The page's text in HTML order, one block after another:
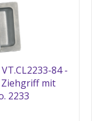
84 -
Ziehgriff mit
2233